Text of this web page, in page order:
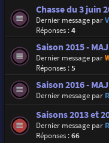
Chasse du 3 juin
Dernier message par
Réponses :4
Saison 2015 -
Dernier message par
Réponses :5
Saison 2016 -
Dernier message par
Saisons 2013 et
Dernier message par
Réponses :66